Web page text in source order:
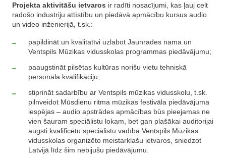
Projekta aktivitāšu ietvaros ir radīti nosacījumi, kas ļauj celt
radošo industriju attīstību un piedāvā apmācību kursus audio
un video inženierijā, t.sk.:
papildināt un kvalitatīvi uzlabot Jaunrades nama un
Ventspils Mūzikas vidusskolas programmas piedāvājumu;
paaugstināt pilsētas kultūras norišu vietu tehniskā
personāla kvalifikāciju;
stiprināt sadarbību ar Ventspils mūzikas vidusskolu, t.sk.
pilnveidot Mūsdienu ritma mūzikas festivāla piedāvājuma
iespējas – audio apstrādes apmācības būs pieejamas ne
vien šauram speciālistu lokam, bet gan plašākai auditorijai
augsti kvalificētu speciālistu vadībā Ventspils Mūzikas
vidusskolas organizēto meistarklašu ietvaros, sniedzot
Latvijā līdz šim nebijušu piedāvājumu.